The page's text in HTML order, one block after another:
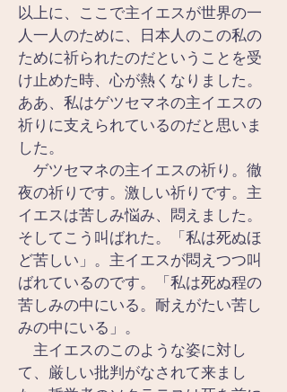
以上に、ここで主イエスが世界の一
人一人のために、日本人のこの私の
ために祈られたのだということを受
け止めた時、心が熱くなりました。
ああ、私はゲツセマネの主イエスの
祈りに支えられているのだと思いま
した。
ゲツセマネの主イエスの祈り。徹
夜の祈りです。激しい祈りです。主
イエスは苦しみ悩み、悶えました。
そしてこう叫ばれた。「私は死ぬほ
ど苦しい」。主イエスが悶えつつ叫
ばれているのです。「私は死ぬ程の
苦しみの中にいる。耐えがたい苦し
みの中にいる」。
主イエスのこのような姿に対し
て、厳しい批判がなされて来まし